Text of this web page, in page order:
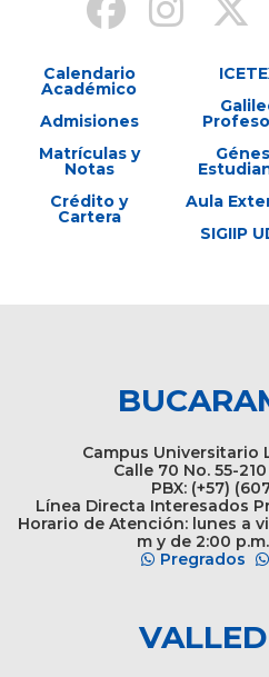
Calendario
Académico
Admisiones
Matrículas y
Notas
Crédito y
Cartera
Aula
SIGIIP
Campus Universitario
Calle 70 No. 55-
PBX: (+57)
Línea Directa Interesados
Horario de Atención: lunes a
m y de 2:00
Pregrados